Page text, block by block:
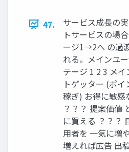
47.
サービス成⻑の
トサービスの場
ージ1→2へ の過
れる。メインユ
テージ 1 2 3 メ
トゲッター (ポ
稼ぎ) お得に敏感
？？？ 提案価値
に買える ？？？
⽤者を ⼀気に増
増えれば広告 出